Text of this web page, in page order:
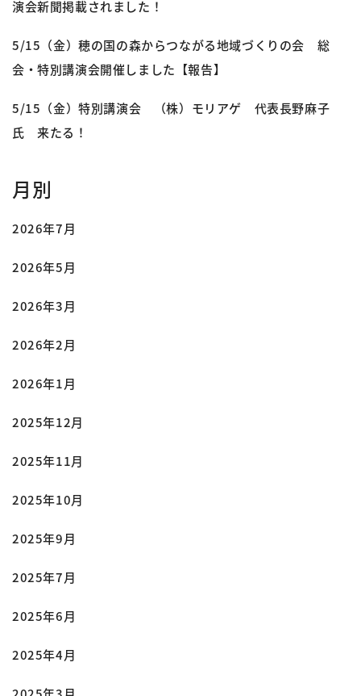
演会新聞掲載されました！
5/15（金）穂の国の森からつながる地域づくりの会 総
会・特別講演会開催しました【報告】
5/15（金）特別講演会 （株）モリアゲ 代表長野麻子
氏 来たる！
月別
2026年7月
2026年5月
2026年3月
2026年2月
2026年1月
2025年12月
2025年11月
2025年10月
2025年9月
2025年7月
2025年6月
2025年4月